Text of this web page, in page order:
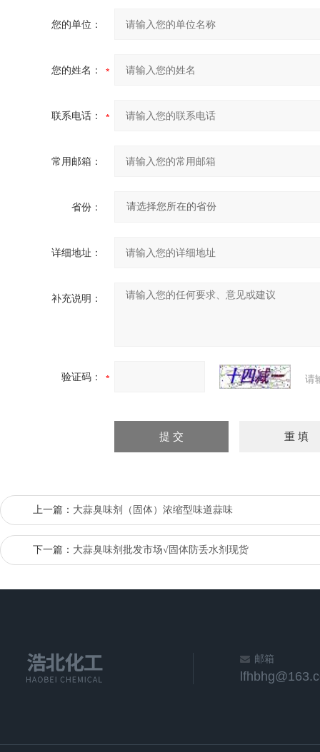
您的单位：
您的姓名：
联系电话：
常用邮箱：
省份：
详细地址：
补充说明：
验证码： 请
上一篇： 大蒜臭味剂（固体）浓缩型味道蒜味
下一篇： 大蒜臭味剂批发市场√固体防丢水剂现货
邮箱